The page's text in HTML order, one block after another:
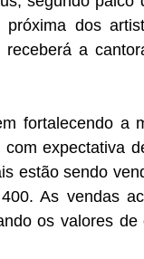
próxima dos
a
fortalecendo a
expectativa
estão sendo
As vendas
os valores de